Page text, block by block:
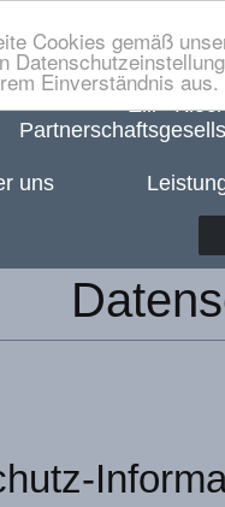
Cookies gemäß
Einverständnis aus.
Zill ∙
uns